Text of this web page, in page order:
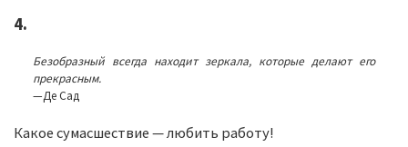
4.
Безобразный всегда находит зеркала, которые делают его
прекрасным.
—Де Сад
Какое сумасшествие — любить работу!